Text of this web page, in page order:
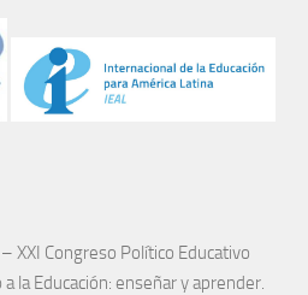
XXI Congreso Político Educativo
la Educación: enseñar y aprender.